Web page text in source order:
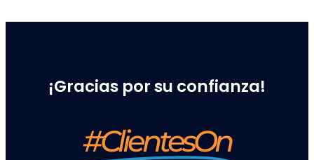
¡Gracias por su confianza!
#ClientesOn